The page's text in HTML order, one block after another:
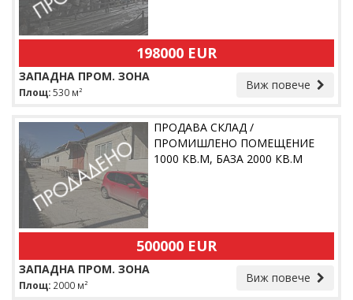
198000 EUR
Виж повече
ЗАПАДНА ПРОМ. ЗОНА
Площ:530 м²
ПРОДАВА СКЛАД /
ПРОМИШЛЕНО ПОМЕЩЕНИЕ
1000 КВ.М, БАЗА 2000 КВ.М
500000 EUR
Виж повече
ЗАПАДНА ПРОМ. ЗОНА
Площ: 2000 м²